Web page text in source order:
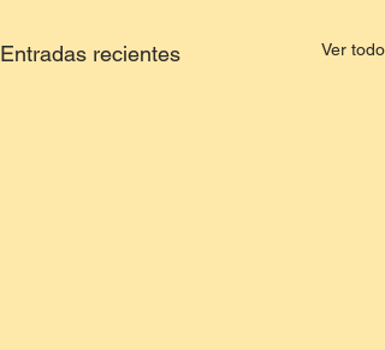
Entradas recientes Ver todo